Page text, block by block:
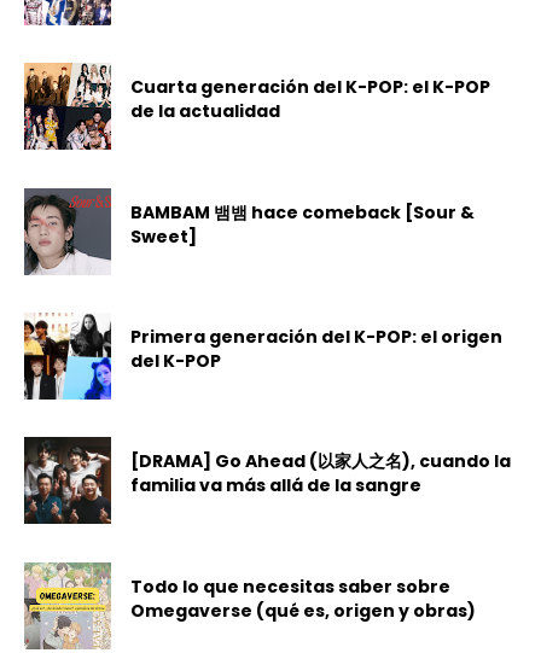
Cuarta generación del K-POP: el K-POP
de la actualidad
BAMBAM 뱀뱀 hace comeback [Sour &
Sweet]
Primera generación del K-POP: el origen
del K-POP
[DRAMA] Go Ahead (以家人之名), cuando la
familia va más allá de la sangre
Todo lo que necesitas saber sobre
Omegaverse (qué es, origen y obras)